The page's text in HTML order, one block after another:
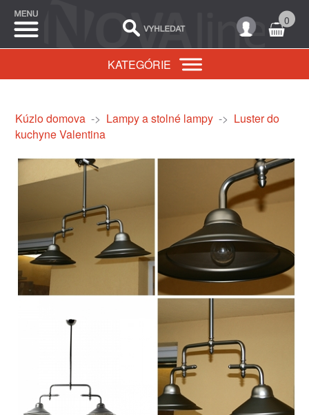
0
KATEGÓRIE
Kúzlo domova-> Lampy a stolné lampy-> Luster do
kuchyne Valentina